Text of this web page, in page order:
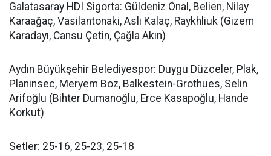
Galatasaray HDI Sigorta: Güldeniz Önal, Belien, Nilay
Karaağaç, Vasilantonaki, Aslı Kalaç, Raykhliuk (Gizem
Karadayı, Cansu Çetin, Çağla Akın)
Aydın Büyükşehir Belediyespor: Duygu Düzceler, Plak,
Planinsec, Meryem Boz, Balkestein-Grothues, Selin
Arifoğlu (Bihter Dumanoğlu, Erce Kasapoğlu, Hande
Korkut)
Setler: 25-16, 25-23, 25-18